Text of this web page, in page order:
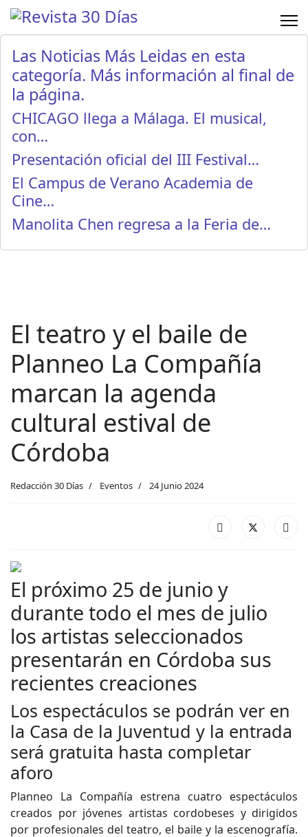
Las Noticias Más Leidas en esta
categoría. Más información al final de
la página.
CHICAGO llega a Málaga. El musical,
con…
Presentación oficial del III Festival…
El Campus de Verano Academia de
Cine…
Manolita Chen regresa a la Feria de…
El teatro y el baile de
Planneo La Compañía
marcan la agenda
cultural estival de
Córdoba
Redacción 30 Días Eventos 24 Junio 2024
El próximo 25 de junio y
durante todo el mes de julio
los artistas seleccionados
presentarán en Córdoba sus
recientes creaciones
Los espectáculos se podrán ver en
la Casa de la Juventud y la entrada
será gratuita hasta completar
aforo
Planneo La Compañía estrena cuatro espectáculos
creados por jóvenes artistas cordobeses y dirigidos
por profesionales del teatro, el baile y la escenografía.